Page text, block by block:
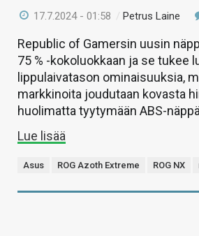
17.7.2024 - 01:58 / Petrus Laine
Republic of Gamersin uusin
75 % -kokoluokkaan ja se tukee
lippulaivatason ominaisuuksia,
markkinoita joudutaan kovasta
huolimatta tyytymään ABS-
Lue lisää
Asus ROG Azoth Extreme ROG NX